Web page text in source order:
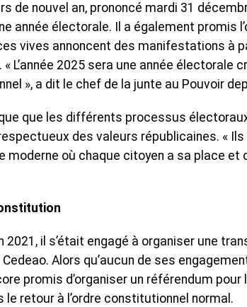
de nouvel an, prononcé mardi 31
année électorale. Il a également promis
vives annoncent des manifestations à
L’année 2025 sera une année électorale
», a dit le chef de la junte au Pouvoir
que les différents processus
des valeurs républicaines. « Ils
moderne où chaque citoyen a sa place
2021, il s’était engagé à organiser une
Alors qu’aucun de ses
promis d’organiser un référendum pour
retour à l’ordre constitutionnel normal.